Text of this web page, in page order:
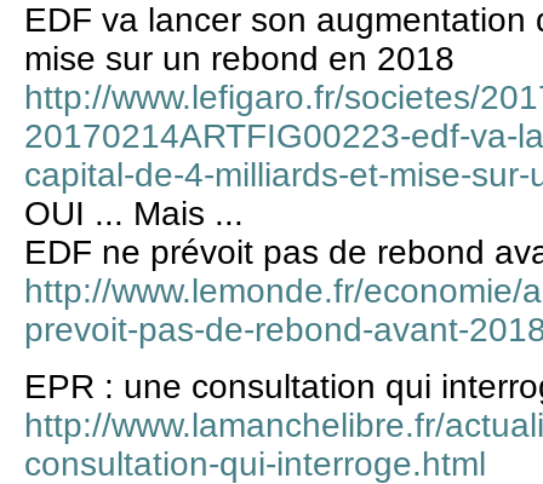
EDF va lancer son
mise sur un rebond en 2018
http://www.lefigaro.fr/societes/
20170214ARTFIG00223-edf-va-
capital-de-4-milliards-et-mise-
OUI ... Mais ...
EDF ne prévoit pas de rebond
http://www.lemonde.fr/economie/
prevoit-pas-de-rebond-avant-
EPR : une consultation qui
http://www.lamanchelibre.fr/
consultation-qui-interroge.html